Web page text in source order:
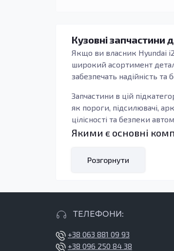
Кузовні запчастини
Якщо ви власник Hyundai
широкий асортимент
забезпечать надійність та
Запчастини в цій
як пороги, підсилювачі,
цілісності та безпеки
Якими є основні
підтримувати всю
захист від корозії,
Купуючикузовні запчастини
Розгорнути
ТЕЛЕФОНИ:
+38 063 881 09 93
+38 096 250 84 38